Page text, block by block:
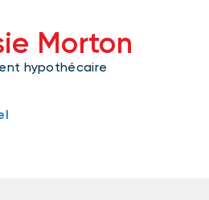
Morton
hypothécaire